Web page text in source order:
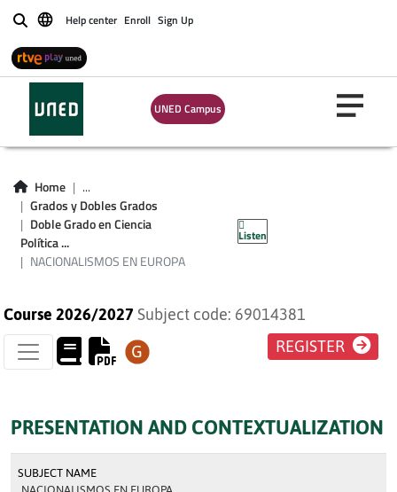
BuscarHelp center Enroll Sign Up
UNED Campus
Home
...
Grados y Dobles Grados
Doble Grado en Ciencia
Política ...
NACIONALISMOS EN EUROPA
Listen
NACIONALISMOS EN
EUROPA
Course 2026/2027 Subject code: 69014381
REGISTER
PRESENTATION AND CONTEXTUALIZATION
SUBJECT NAME